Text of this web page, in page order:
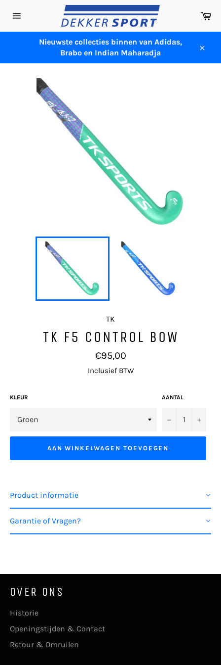
naar
Sitenavigatie
Nieuwste collecties binnen van Adidas,
Brabo en Indian Maharadja
TK
TK F5 CONTROL BOW
Normale
prijs
€95,00
Inclusief BTW
KLEUR AANTAL
− +
AAN WINKELWAGEN TOEVOEGEN
Product informatie
Garantie of Vragen?
OVER ONS
Historie
Openingstijden & Contact
Retour & Omruilen